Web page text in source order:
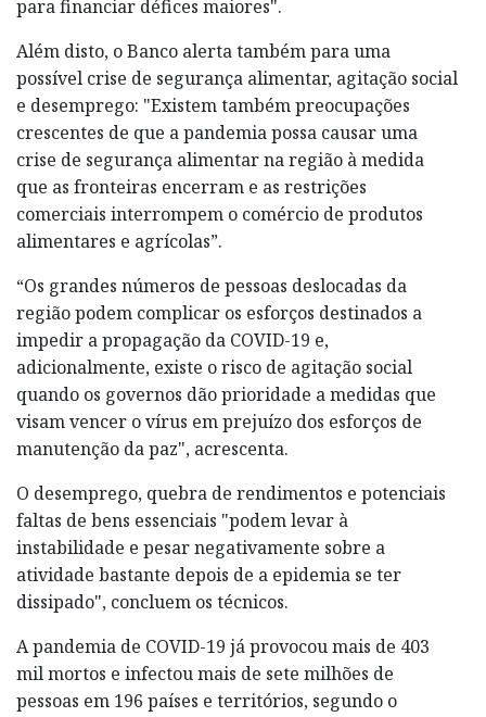
para financiar défices maiores".
Além disto, o Banco alerta também para uma
possível crise de segurança alimentar, agitação social
e desemprego: "Existem também preocupações
crescentes de que a pandemia possa causar uma
crise de segurança alimentar na região à medida
que as fronteiras encerram e as restrições
comerciais interrompem o comércio de produtos
alimentares e agrícolas”.
“Os grandes números de pessoas deslocadas da
região podem complicar os esforços destinados a
impedir a propagação da COVID-19 e,
adicionalmente, existe o risco de agitação social
quando os governos dão prioridade a medidas que
visam vencer o vírus em prejuízo dos esforços de
manutenção da paz", acrescenta.
O desemprego, quebra de rendimentos e potenciais
faltas de bens essenciais "podem levar à
instabilidade e pesar negativamente sobre a
atividade bastante depois de a epidemia se ter
dissipado", concluem os técnicos.
A pandemia de COVID-19 já provocou mais de 403
mil mortos e infectou mais de sete milhões de
pessoas em 196 países e territórios, segundo o